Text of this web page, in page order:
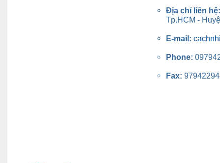
Địa chỉ liên
Tp.HCM -
E-mail:
Phone:
Fax: